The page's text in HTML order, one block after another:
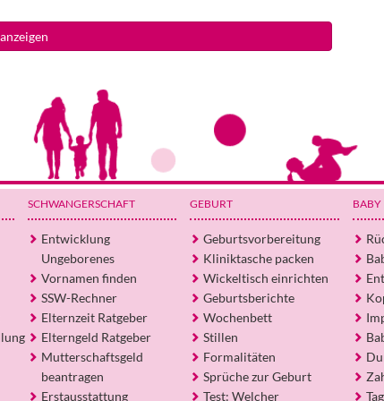
SCHWANGERSCHAFT
Entwicklung
Ungeborenes
Vornamen finden
SSW-Rechner
Elternzeit Ratgeber
Elterngeld Ratgeber
Mutterschaftsgeld
beantragen
Erstausstattung
GEBURT
Geburtsvorbereitung
Kliniktasche packen
Wickeltisch einrichten
Geburtsberichte
Wochenbett
Stillen
Formalitäten
Sprüche zur Geburt
Test: Welcher
BABY